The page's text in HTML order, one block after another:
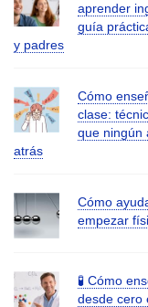
aprender
guía
y padres
Cómo
clase:
que ningún
atrás
Cómo
empezar
🧪 Cómo
desde cero